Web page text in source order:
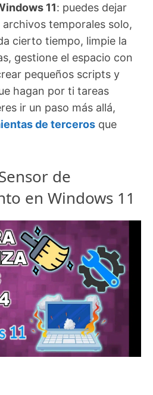
11: puedes dejar
temporales solo,
cierto tiempo, limpie la
gestione el espacio con
pequeños scripts y
hagan por ti tareas
ir un paso más allá,
de terceros que
de
en Windows 11